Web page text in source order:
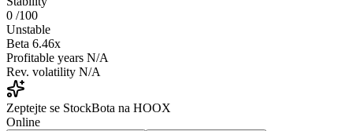
0 /100
Unstable
Beta 6.46x
Profitable years N/A
Rev. volatility N/A
Zeptejte se StockBota na HOOX
Online